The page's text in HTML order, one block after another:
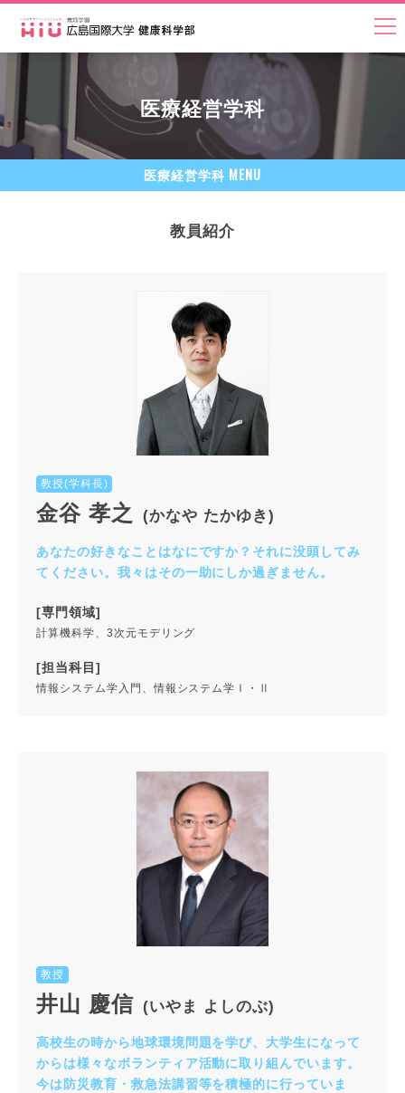
医療経営学科
医療経営学科 MENU
教員紹介
教授(学科長)
金谷 孝之 (かなや たかゆき)
あなたの好きなことはなにですか？それに没頭してみ
てください。我々はその一助にしか過ぎません。
[専門領域]
計算機科学、3次元モデリング
[担当科目]
情報システム学入門、情報システム学Ⅰ・Ⅱ
教授
井山 慶信 (いやま よしのぶ)
高校生の時から地球環境問題を学び、大学生になって
からは様々なボランティア活動に取り組んでいます。
今は防災教育・救急法講習等を積極的に行っていま